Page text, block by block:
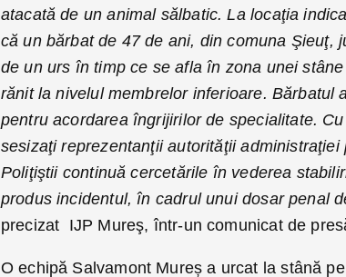
atacată de un animal sălbatic. La locaţia
că un bărbat de 47 de ani, din comuna Şieuţ,
de un urs în timp ce se afla în zona unei
rănit la nivelul membrelor inferioare. Bărbatul
pentru acordarea îngrijirilor de specialitate.
sesizaţi reprezentanţii autorităţii
Poliţiştii continuă cercetările în vederea
produs incidentul, în cadrul unui dosar penal
precizat IJP Mureş, într-un comunicat de
O echipă Salvamont Mureș a urcat la stână